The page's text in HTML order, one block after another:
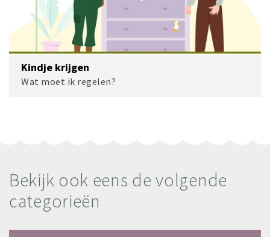
Kindje krijgen
Wat moet ik regelen?
Bekijk ook eens de volgende
categorieën